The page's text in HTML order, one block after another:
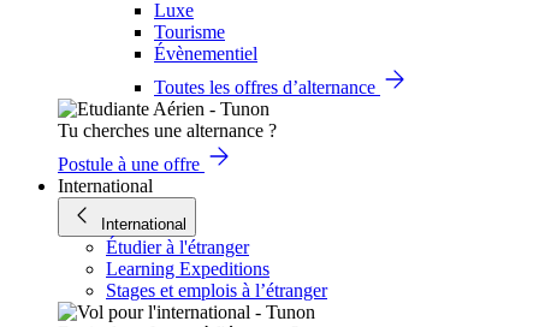
Luxe
Tourisme
Évènementiel
Toutes les offres d’alternance
Tu cherches une alternance ?
Postule à une offre
International
International
Étudier à l'étranger
Learning Expeditions
Stages et emplois à l’étranger